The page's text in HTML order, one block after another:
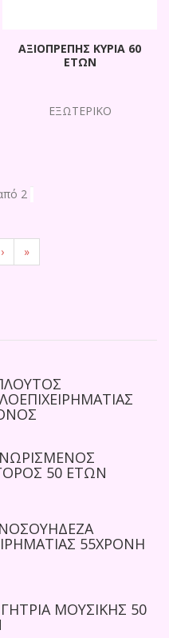
ΑΞΙΟΠΡΕΠΗΣ ΚΥΡΙΑ 60
ΕΤΩΝ
ΕΞΩΤΕΡΙΚΟ
2
› »
50 ΕΤΩΝ
55ΧΡΟΝΗ
ΜΟΥΣΙΚΗΣ 50